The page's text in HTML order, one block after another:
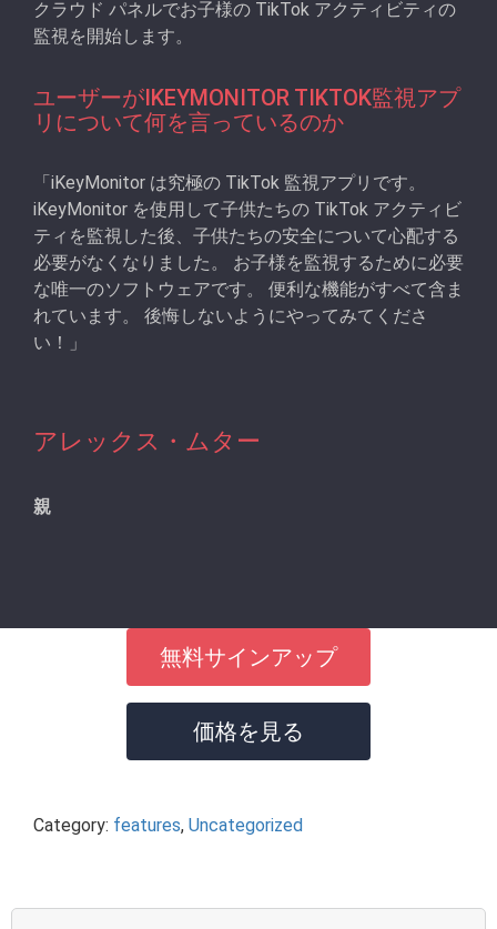
クラウド パネルでお子様の TikTok アクティビティの
監視を開始します。
ユーザーがIKEYMONITOR TIKTOK監視アプ
リについて何を言っているのか
「iKeyMonitor は究極の TikTok 監視アプリです。
iKeyMonitor を使用して子供たちの TikTok アクティビ
ティを監視した後、子供たちの安全について心配する
必要がなくなりました。 お子様を監視するために必要
な唯一のソフトウェアです。 便利な機能がすべて含ま
れています。 後悔しないようにやってみてくださ
い！」
アレックス・ムター
親
無料サインアップ
価格を見る
Category: features, Uncategorized